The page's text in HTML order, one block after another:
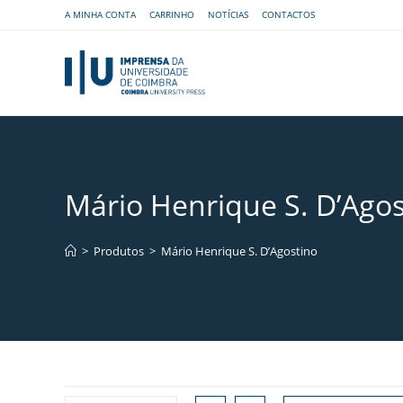
A MINHA CONTA CARRINHO NOTÍCIAS CONTACTOS
Mário Henrique S.
> Produtos > Mário Henrique S. D’Agostino